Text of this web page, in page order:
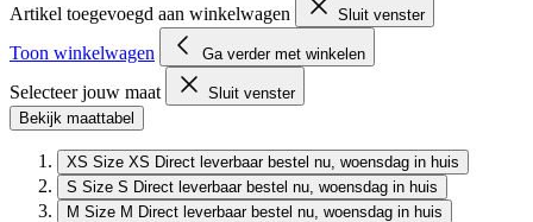
Artikel toegevoegd aan winkelwagen Sluit venster
Toon winkelwagen Ga verder met winkelen
Selecteer jouw maat
Sluit venster
Bekijk maattabel
XS Size XS Direct leverbaar bestel nu, woensdag in huis
S Size S Direct leverbaar bestel nu, woensdag in huis
M Size M Direct leverbaar bestel nu, woensdag in huis